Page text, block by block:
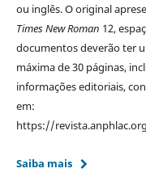
ou inglês. O original
Times New Roman 12,
documentos deverão ter
máxima de 30 páginas,
informações editoriais,
em:
https://
Saiba mais